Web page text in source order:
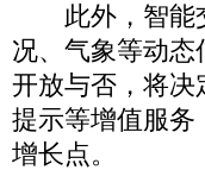
此外，智能交
况、气象等动
开放与否，将决
提示等增值服务
增长点。